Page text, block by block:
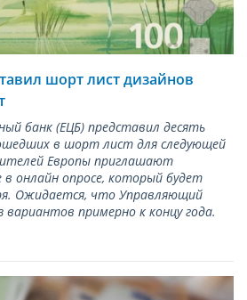
шорт лист дизайнов
банк (ЕЦБ) представил десять
в шорт лист для следующей
Европы приглашают
в онлайн опросе, который будет
Ожидается, что Управляющий
примерно к концу года.